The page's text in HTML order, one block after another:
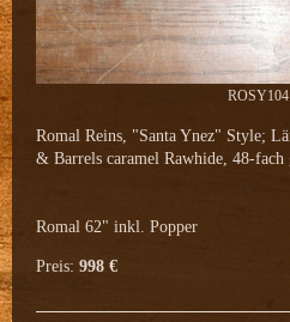
Romal Reins, "Santa Ynez" Style;
& Barrels caramel
Reins
Romal 62" inkl. Popper
Preis: 998 €